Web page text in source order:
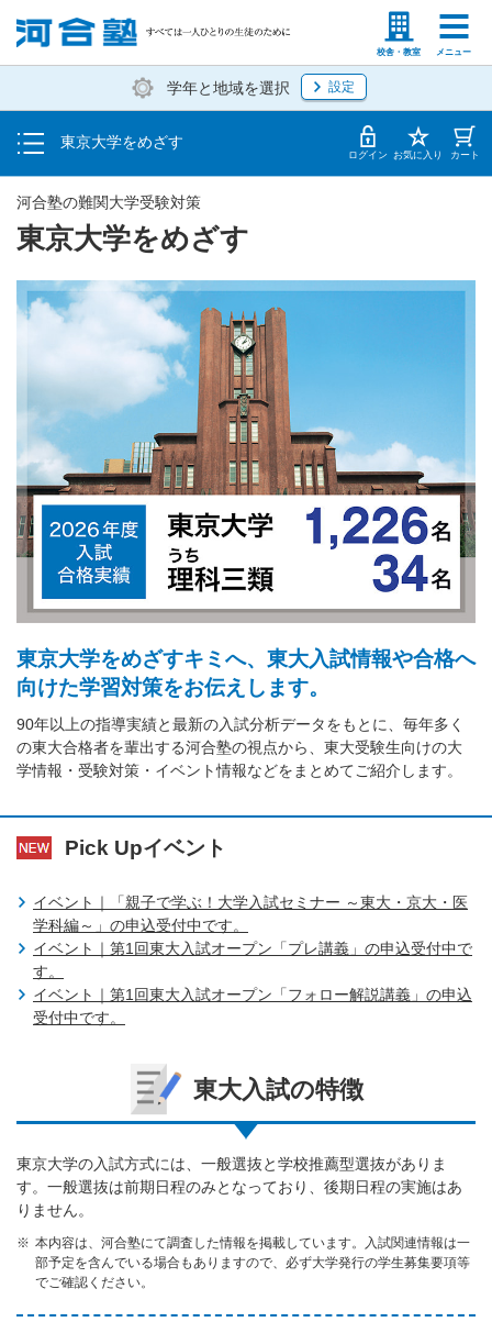
校舎・教室 メニュー
塾生の方 高等学校の先生
学年と地域を選択 設定
東京大学をめざす
トップ
東大志望者のためのイベント ログイン お気に入り カート
東京大学をめざす
河合塾の難関大学受験対策
東京大学をめざすキミへ、東大入試情報や合格へ
向けた学習対策をお伝えします。
90年以上の指導実績と最新の入試分析データをもとに、毎年多く
の東大合格者を輩出する河合塾の視点から、東大受験生向けの大
学情報・受験対策・イベント情報などをまとめてご紹介します。
Pick Upイベント
イベント｜「親子で学ぶ！大学入試セミナー ～東大・京大・医
学科編～」の申込受付中です。
イベント｜第1回東大入試オープン「プレ講義」の申込受付中で
す。
イベント｜第1回東大入試オープン「フォロー解説講義」の申込
受付中です。
東大入試の特徴
東京大学の入試方式には、一般選抜と学校推薦型選抜がありま
す。一般選抜は前期日程のみとなっており、後期日程の実施はあ
りません。
本内容は、河合塾にて調査した情報を掲載しています。入試関連情報は一
部予定を含んでいる場合もありますので、必ず大学発行の学生募集要項等
でご確認ください。